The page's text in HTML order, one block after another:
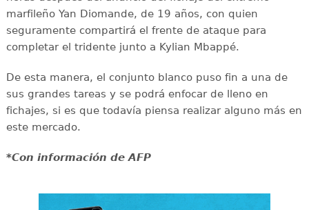
marfileño Yan Diomande, de 19 años, con quien
seguramente compartirá el frente de ataque para
completar el tridente junto a Kylian Mbappé.
De esta manera, el conjunto blanco puso fin a una de
sus grandes tareas y se podrá enfocar de lleno en
fichajes, si es que todavía piensa realizar alguno más en
este mercado.
*Con información de AFP